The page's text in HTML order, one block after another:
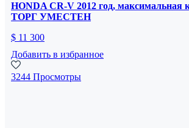
HONDA CR-V 2012 год, максимальная
ТОРГ УМЕСТЕН
$ 11 300
Добавить в избранное
3244 Просмотры